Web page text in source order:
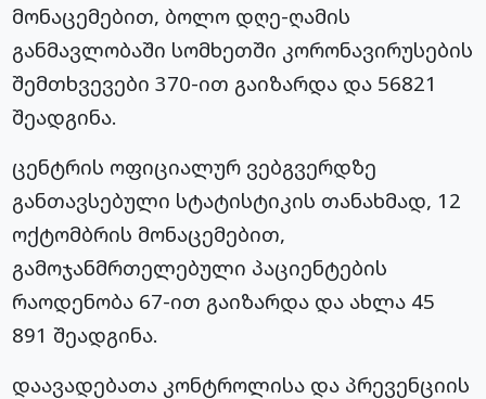
მონაცემებით, ბოლო დღე-ღამის
განმავლობაში სომხეთში კორონავირუსების
შემთხვევები 370-ით გაიზარდა და 56821
შეადგინა.
ცენტრის ოფიციალურ ვებგვერდზე
განთავსებული სტატისტიკის თანახმად, 12
ოქტომბრის მონაცემებით,
გამოჯანმრთელებული პაციენტების
რაოდენობა 67-ით გაიზარდა და ახლა 45
891 შეადგინა.
დაავადებათა კონტროლისა და პრევენციის